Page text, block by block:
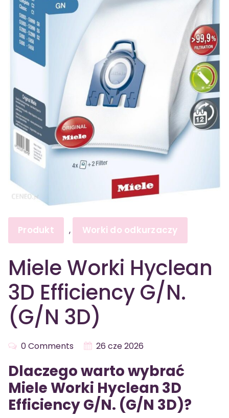
Produkt , Worki do odkurzaczy
Miele Worki Hyclean
3D Efficiency G/N.
(G/N 3D)
0 Comments 26 cze 2026
Dlaczego warto wybrać
Miele Worki Hyclean 3D
Efficiency G/N. (G/N 3D)?